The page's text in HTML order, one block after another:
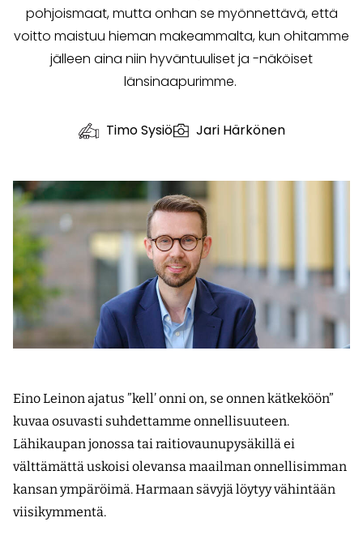
pohjoismaat, mutta onhan se myönnettävä, että
voitto maistuu hieman makeammalta, kun ohitamme
jälleen aina niin hyväntuuliset ja -näköiset
länsinaapurimme.
Timo Sysiö Jari Härkönen
Eino Leinon ajatus ”kell’ onni on, se onnen kätkeköön”
kuvaa osuvasti suhdettamme onnellisuuteen.
Lähikaupan jonossa tai raitiovaunupysäkillä ei
välttämättä uskoisi olevansa maailman onnellisimman
kansan ympäröimä. Harmaan sävyjä löytyy vähintään
viisikymmentä.